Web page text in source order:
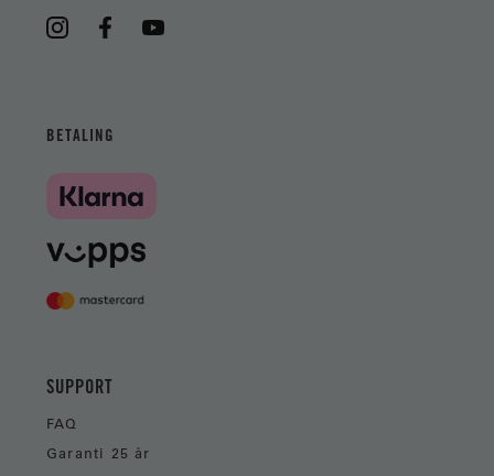
BETALING
SUPPORT
FAQ
Garanti 25 år